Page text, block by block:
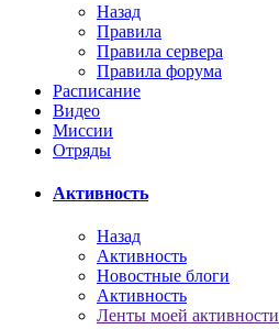
Назад
Правила
Правила сервера
Правила форума
Расписание
Видео
Миссии
Отряды
Активность
Назад
Активность
Новостные блоги
Активность
Ленты моей активности